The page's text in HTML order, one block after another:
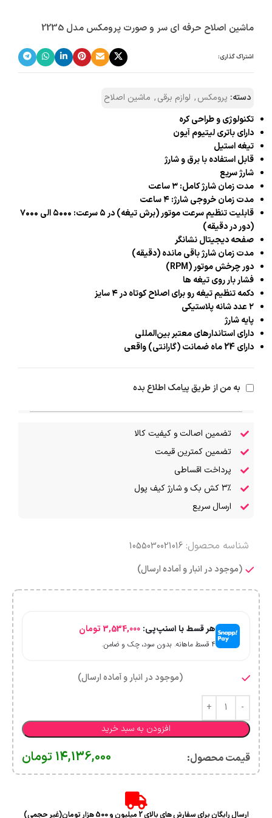
ماشین اصلاح حرفه ای سر و صورت پرومکس مدل 2235
اشتراک گذاری:
دسته: پرومکس, لوازم برقی, ماشین اصلاح
تکنولوژی و طراحی کره
دارای باتری لیتیوم آیون
تیغه استیل
قابل استفاده با برق و شارژ
شارژ سریع
مدت زمان شارژ کامل: ۳ ساعت
مدت زمان خروجی شارژ: ۴ ساعت
قابلیت تنظیم سرعت موتور (برش تیغه) در ۵ سرعت: ۵۰۰۰ الی ۷۰۰۰
(دور در دقیقه)
صفحه دیجیتال نشانگر
مدت زمان شارژ باقی مانده (دقیقه)
دور چرخش موتور (RPM)
فشار بار روی تیغه ها
دکمه تنظیم تیغه رو برای اصلاح کوتاه در ۴ سایز
۲ عدد شانه پلاستیکی
پایه شارژ
دارای استاندارهای معتبر بین‌المللی
دارای 24 ماه ضمانت (گارانتی) واقعی
به من از طریق پیامک اطلاع بده
تضمین اصالت و کیفیت کالا
تضمین کمترین قیمت
پرداخت اقساطی
۳٪ کش بک و شارژ کیف پول
ارسال سریع
شناسه محصول: 1055030021016
(موجود در انبار و آماده ارسال)
هر قسط با اسنپ‌پی: 3,534,000 تومان
۴ قسط ماهانه. بدون سود، چک و ضامن.
(موجود در انبار و آماده ارسال)
افزودن به سبد خرید
قیمت محصول:​ 14,136,000 تومان
ارسال رایگان برای سفارش های بالای 2 میلیون و 500 هزار تومان(غیر حجمی)